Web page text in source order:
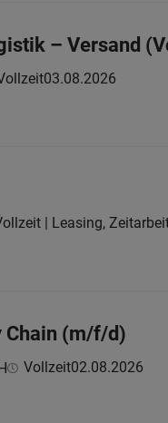
– Versand
03.08.2026
| Leasing,
Chain (m/f/d)
Vollzeit02.08.2026